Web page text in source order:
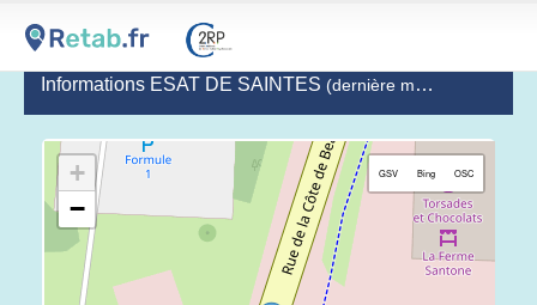
Informations ESAT DE SAINTES (dernière mise à jour le 2020-07-08)
+
−
GSV Bing OSC